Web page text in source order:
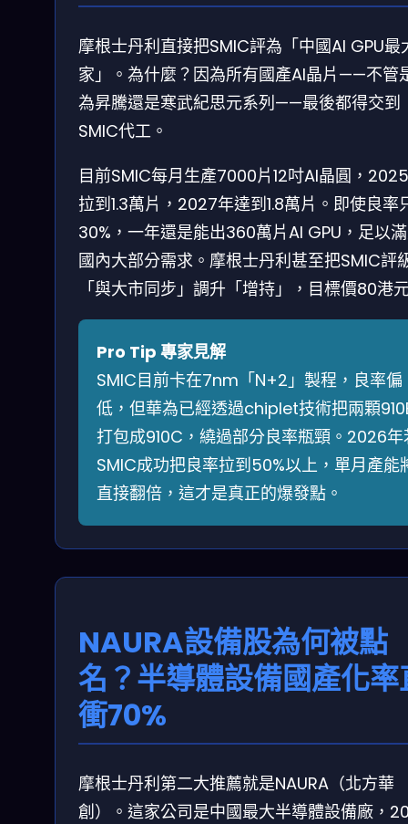
摩根士丹利直接把SMIC評為「中國AI GPU最
家」。為什麼？因為所有國產AI晶片——不管
為昇騰還是寒武紀思元系列——最後都得交到
SMIC代工。
目前SMIC每月生產7000片12吋AI晶圓，
拉到1.3萬片，2027年達到1.8萬片。即使良率
30%，一年還是能出360萬片AI GPU，足以
國內大部分需求。摩根士丹利甚至把SMIC評
「與大市同步」調升「增持」，目標價80港
Pro Tip 專家見解
SMIC目前卡在7nm「N+2」製程，良率偏
低，但華為已經透過chiplet技術把兩顆
打包成910C，繞過部分良率瓶頸。2026年
SMIC成功把良率拉到50%以上，單月產能
直接翻倍，這才是真正的爆發點。
NAURA設備股為何被點
名？半導體設備國產化率
衝70%
摩根士丹利第二大推薦就是NAURA（北方華
創）。這家公司是中國最大半導體設備廠，